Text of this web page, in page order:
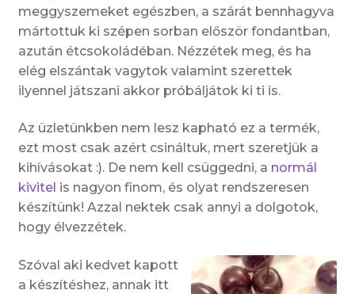
meggyszemeket egészben, a szárát bennhagyva
mártottuk ki szépen sorban először fondantban,
azután étcsokoládéban. Nézzétek meg, és ha
elég elszántak vagytok valamint szerettek
ilyennel játszani akkor próbáljátok ki ti is.
Az üzletünkben nem lesz kapható ez a termék,
ezt most csak azért csináltuk, mert szeretjük a
kihívásokat :). De nem kell csüggedni, a normál
kivitel is nagyon finom, és olyat rendszeresen
készítünk! Azzal nektek csak annyi a dolgotok,
hogy élvezzétek.
Szóval aki kedvet kapott
a készítéshez, annak itt